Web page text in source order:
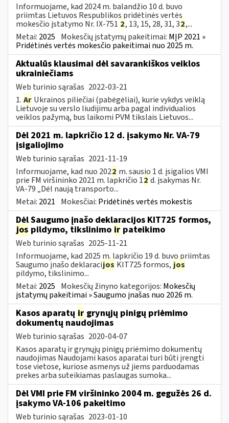
Informuojame, kad 2024 m. balandžio 10 d. buvo
priimtas Lietuvos Respublikos pridėtinės vertės
mokesčio įstatymo Nr. IX-751 2, 13, 15, 28, 31, 32,...
Metai: 2025 Mokesčių įstatymų pakeitimai: MĮP 2021 »
Pridėtinės vertės mokesčio pakeitimai nuo 2025 m.
Aktualūs klausimai dėl savarankiškos veiklos
ukrainiečiams
Web turinio sąrašas 2022-03-21
1. Ar Ukrainos piliečiai (pabėgėliai), kurie vykdys veiklą
Lietuvoje su verslo liudijimu arba pagal individualios
veiklos pažymą, bus laikomi PVM tikslais Lietuvos...
Dėl 2021 m. lapkričio 12 d. įsakymo Nr. VA-79
įsigaliojimo
Web turinio sąrašas 2021-11-19
Informuojame, kad nuo 2022 m. sausio 1 d. įsigalios VMI
prie FM viršininko 2021 m. lapkričio 12 d. įsakymas Nr.
VA-79 „Dėl naują transporto...
Metai: 2021 Mokesčiai: Pridėtinės vertės mokestis
Dėl Saugumo įnašo deklaracijos KIT725 formos,
jos pildymo, tikslinimo ir pateikimo
Web turinio sąrašas 2025-11-21
Informuojame, kad 2025 m. lapkričio 19 d. buvo priimtas
Saugumo įnašo deklaracijos KIT725 formos, jos
pildymo, tikslinimo...
Metai: 2025 Mokesčių žinyno kategorijos: Mokesčių
įstatymų pakeitimai » Saugumo įnašas nuo 2026 m.
Kasos aparatų ir grynųjų pinigų priėmimo
dokumentų naudojimas
Web turinio sąrašas 2020-04-07
Kasos aparatų ir grynųjų pinigų priėmimo dokumentų
naudojimas Naudojami kasos aparatai turi būti įrengti
tose vietose, kuriose asmenys už jiems parduodamas
prekes arba suteikiamas paslaugas sumoka...
Dėl VMI prie FM viršininko 2004 m. gegužės 26 d.
įsakymo VA-106 pakeitimo
Web turinio sąrašas 2023-01-10